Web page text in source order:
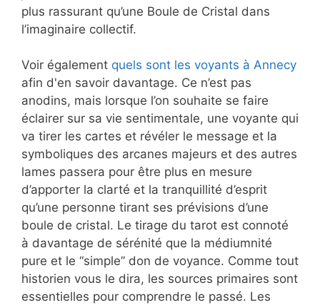
plus rassurant qu’une Boule de Cristal dans
l’imaginaire collectif.
Voir également quels sont les voyants à Annecy
afin d'en savoir davantage. Ce n’est pas
anodins, mais lorsque l’on souhaite se faire
éclairer sur sa vie sentimentale, une voyante qui
va tirer les cartes et révéler le message et la
symboliques des arcanes majeurs et des autres
lames passera pour être plus en mesure
d’apporter la clarté et la tranquillité d’esprit
qu’une personne tirant ses prévisions d’une
boule de cristal. Le tirage du tarot est connoté
à davantage de sérénité que la médiumnité
pure et le “simple” don de voyance. Comme tout
historien vous le dira, les sources primaires sont
essentielles pour comprendre le passé. Les